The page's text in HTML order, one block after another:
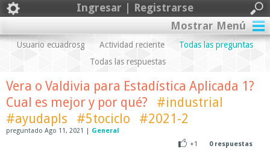
Ingresar | Registrarse
Mostrar Menú
Usuario ecuadrosg Actividad reciente
Todas las preguntas
Todas las respuestas
Vera o Valdivia para Estadística Aplicada 1?
Cual es mejor y por qué?
#industrial
#ayudapls
#5tociclo #2021-2
preguntado Ago 11, 2021 | General
+1
0respuestas